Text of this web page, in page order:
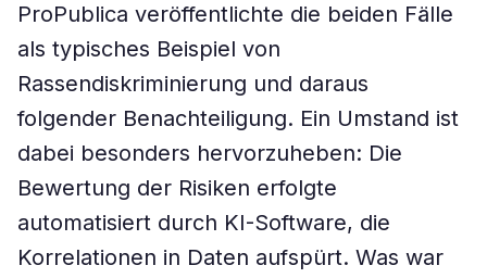
ProPublica veröffentlichte die beiden Fälle
als typisches Beispiel von
Rassendiskriminierung und daraus
folgender Benachteiligung. Ein Umstand ist
dabei besonders hervorzuheben: Die
Bewertung der Risiken erfolgte
automatisiert durch KI-Software, die
Korrelationen in Daten aufspürt. Was war